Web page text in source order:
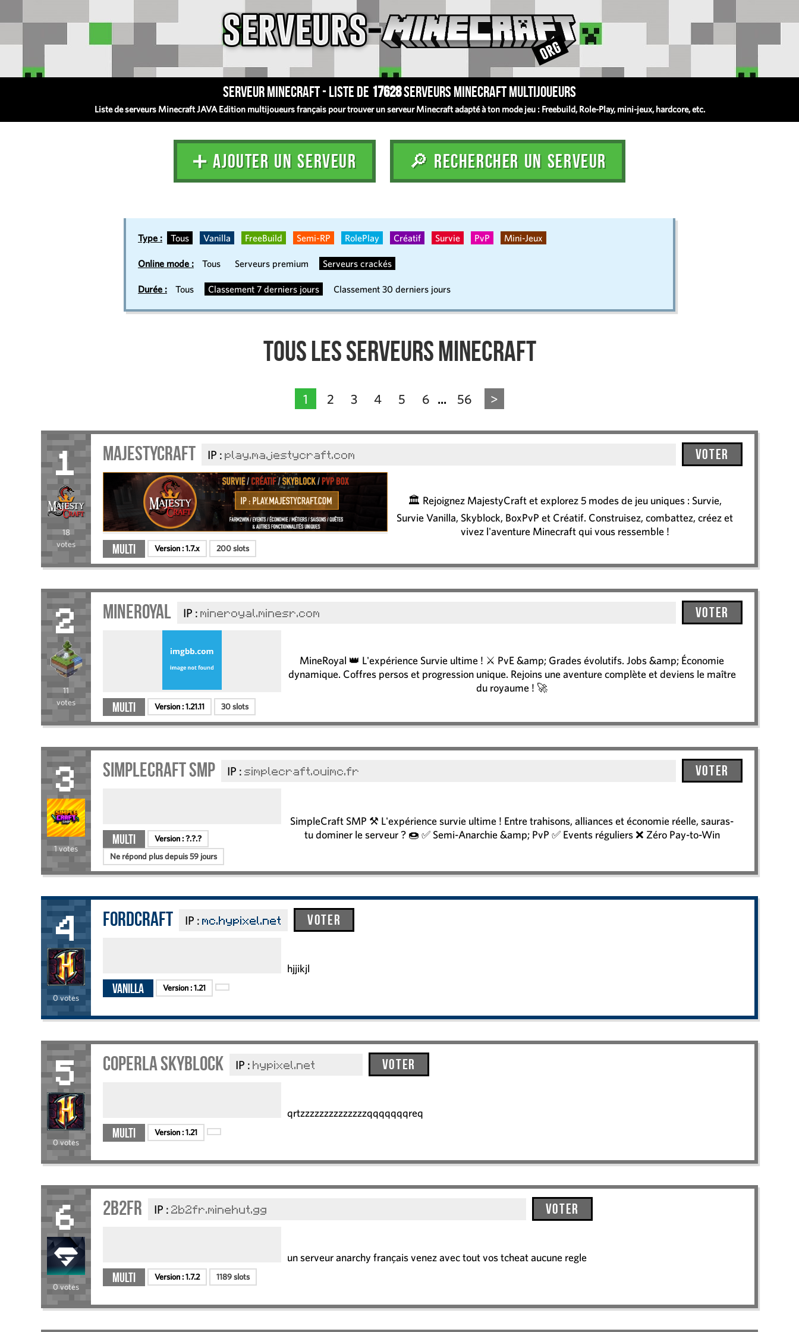
Serveur Minecraft - Liste de 17628serveurs Minecraft multijoueurs
Liste de serveurs Minecraft JAVA Edition multijoueurs français pour trouver un serveur Minecraft adapté à ton mode jeu : Freebuild, Role-Play, mini-jeux, hardcore, etc.
➕ AJOUTER UN SERVEUR 🔎 RECHERCHER UN SERVEUR
Type : Tous Vanilla FreeBuild Semi-RP RolePlay Créatif Survie PvP Mini-Jeux
Online mode : Tous Serveurs premium Serveurs crackés
Durée : Tous Classement 7 derniers jours Classement 30 derniers jours
Tous les serveurs Minecraft
1 2 3 4 5 6 ... 56 >
1
18
votes
MajestyCraft IP : play.majestycraft.com Voter
Multi Version :1.7.x 200 slots
🏛️ Rejoignez MajestyCraft et explorez 5 modes de jeu uniques : Survie,
Survie Vanilla, Skyblock, BoxPvP et Créatif. Construisez, combattez, créez et
vivez l'aventure Minecraft qui vous ressemble !
2
11
votes
Mineroyal IP : mineroyal.minesr.com Voter
Multi Version :1.21.11 30 slots
MineRoyal 👑 L'expérience Survie ultime ! ⚔️ PvE &amp; Grades évolutifs. Jobs &amp; Économie
dynamique. Coffres persos et progression unique. Rejoins une aventure complète et deviens le maître
du royaume ! 🚀
3
1 votes
SimpleCraft SMP IP : simplecraft.ouimc.fr Voter
Multi Version :?.?.?
Ne répond plus depuis 59 jours
SimpleCraft SMP ⚒️ L'expérience survie ultime ! Entre trahisons, alliances et économie réelle, sauras-
tu dominer le serveur ? 🍩 ✅ Semi-Anarchie &amp; PvP ✅ Events réguliers ❌ Zéro Pay-to-Win
4
0 votes
FordCraft IP : mc.hypixel.net Voter
Vanilla Version :1.21
hjjikjl
5
0 votes
coperla skyblock IP : hypixel.net Voter
Multi Version :1.21
qrtzzzzzzzzzzzzzzqqqqqqqreq
6
0 votes
2b2fr IP : 2b2fr.minehut.gg Voter
Multi Version :1.7.2 1189 slots
un serveur anarchy français venez avec tout vos tcheat aucune regle